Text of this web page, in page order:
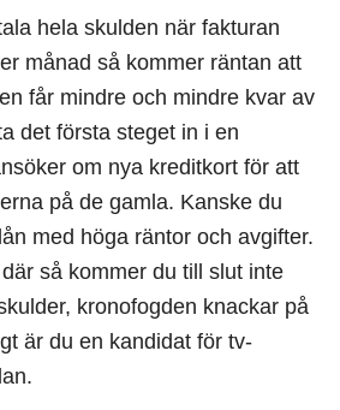
hela skulden när fakturan
månad så kommer räntan att
får mindre och mindre kvar av
det första steget in i en
om nya kreditkort för att
på de gamla. Kanske du
med höga räntor och avgifter.
så kommer du till slut inte
kronofogden knackar på
är du en kandidat för tv-